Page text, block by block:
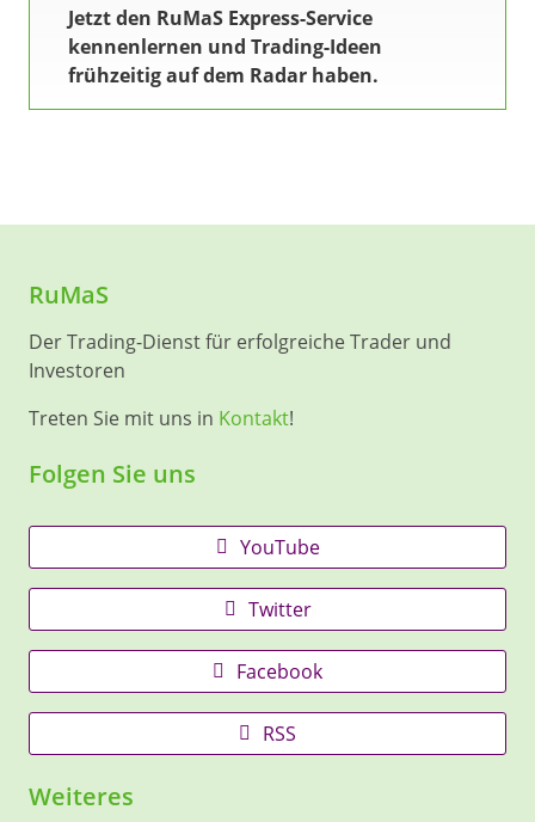
Jetzt den RuMaS Express-Service
kennenlernen und Trading-Ideen
frühzeitig auf dem Radar haben.
RuMaS
Der Trading-Dienst für erfolgreiche Trader und
Investoren
Treten Sie mit uns in Kontakt!
Folgen Sie uns
YouTube
Twitter
Facebook
RSS
Weiteres